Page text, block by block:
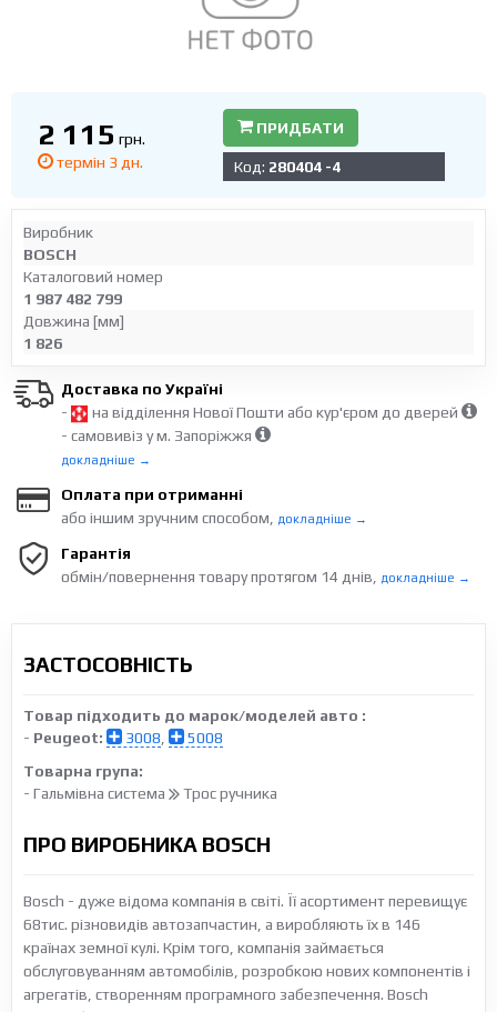
2 115 грн.
термін 3 дн.
ПРИДБАТИ
Код: 280404 -4
Виробник
BOSCH
Каталоговий номер
1 987 482 799
Довжина [мм]
1 826
Доставка по Україні
-
на відділення Нової Пошти або кур'єром до дверей
- самовивіз у м. Запоріжжя
докладніше →
Оплата при отриманні
або іншим зручним способом,
докладніше →
Гарантія
обмін/повернення товару протягом 14 днів,
докладніше →
ЗАСТОСОВНІСТЬ
Товар підходить до марок/моделей авто :
- Peugeot: 3008
5008
Товарна група:
- Гальмівна система
Трос ручника
ПРО ВИРОБНИКА BOSCH
Bosch - дуже відома компанія в світі. Її асортимент перевищує
68тис. різновидів автозапчастин, а виробляють їх в 146
країнах земної кулі. Крім того, компанія займається
обслуговуванням автомобілів, розробкою нових компонентів і
агрегатів, створенням програмного забезпечення. Bosch